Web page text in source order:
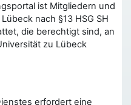
ist Mitgliedern und
nach §13 HSG SH
die berechtigt sind, an
zu Lübeck
erfordert eine